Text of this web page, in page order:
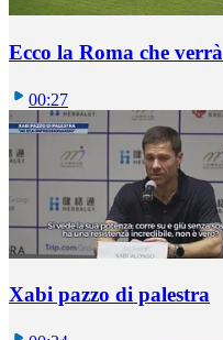
Ecco la Roma che verrà
00:27
Xabi pazzo di palestra